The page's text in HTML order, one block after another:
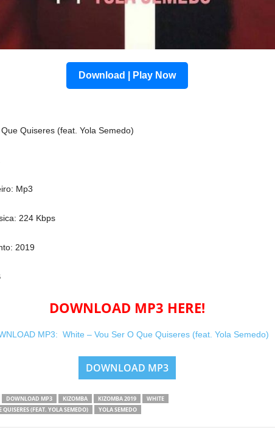
Download | Play Now
Quiseres (feat. Yola Semedo)
Mp3
224 Kbps
2019
DOWNLOAD MP3 HERE!
MP3: White – Vou Ser O Que Quiseres (feat. Yola Semedo)
DOWNLOAD MP3
DOWNLOAD MP3 KIZOMBA KIZOMBA 2019
WHITE
QUISERES (FEAT. YOLA SEMEDO)
YOLA SEMEDO